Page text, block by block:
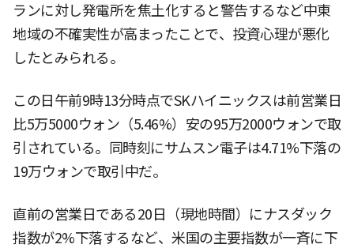
ランに対し発電所を焦土化すると警告するなど中東
地域の不確実性が高まったことで、投資心理が悪化
したとみられる。
この日午前9時13分時点でSKハイニックスは前営業日
比5万5000ウォン（5.46%）安の95万2000ウォンで取
引されている。同時刻にサムスン電子は4.71%下落の
19万ウォンで取引中だ。
直前の営業日である20日（現地時間）にナスダック
指数が2%下落するなど、米国の主要指数が一斉に下